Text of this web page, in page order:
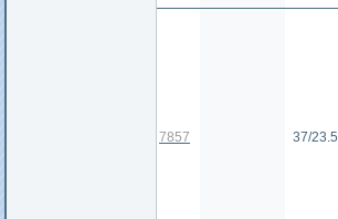
7857 37/23.5